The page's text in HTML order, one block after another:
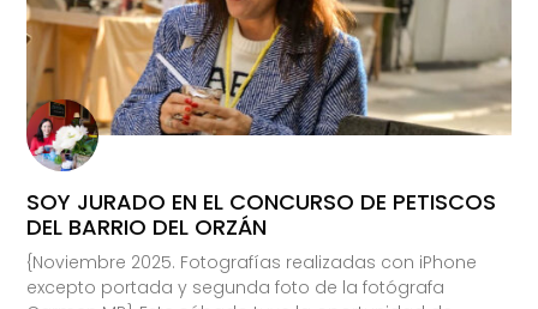
SOY JURADO EN EL CONCURSO DE PETISCOS
DEL BARRIO DEL ORZÁN
{Noviembre 2025. Fotografías realizadas con iPhone
excepto portada y segunda foto de la fotógrafa